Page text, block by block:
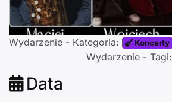
Wydarzenie - Kategoria: Koncerty
Wydarzenie - Tagi:
Data